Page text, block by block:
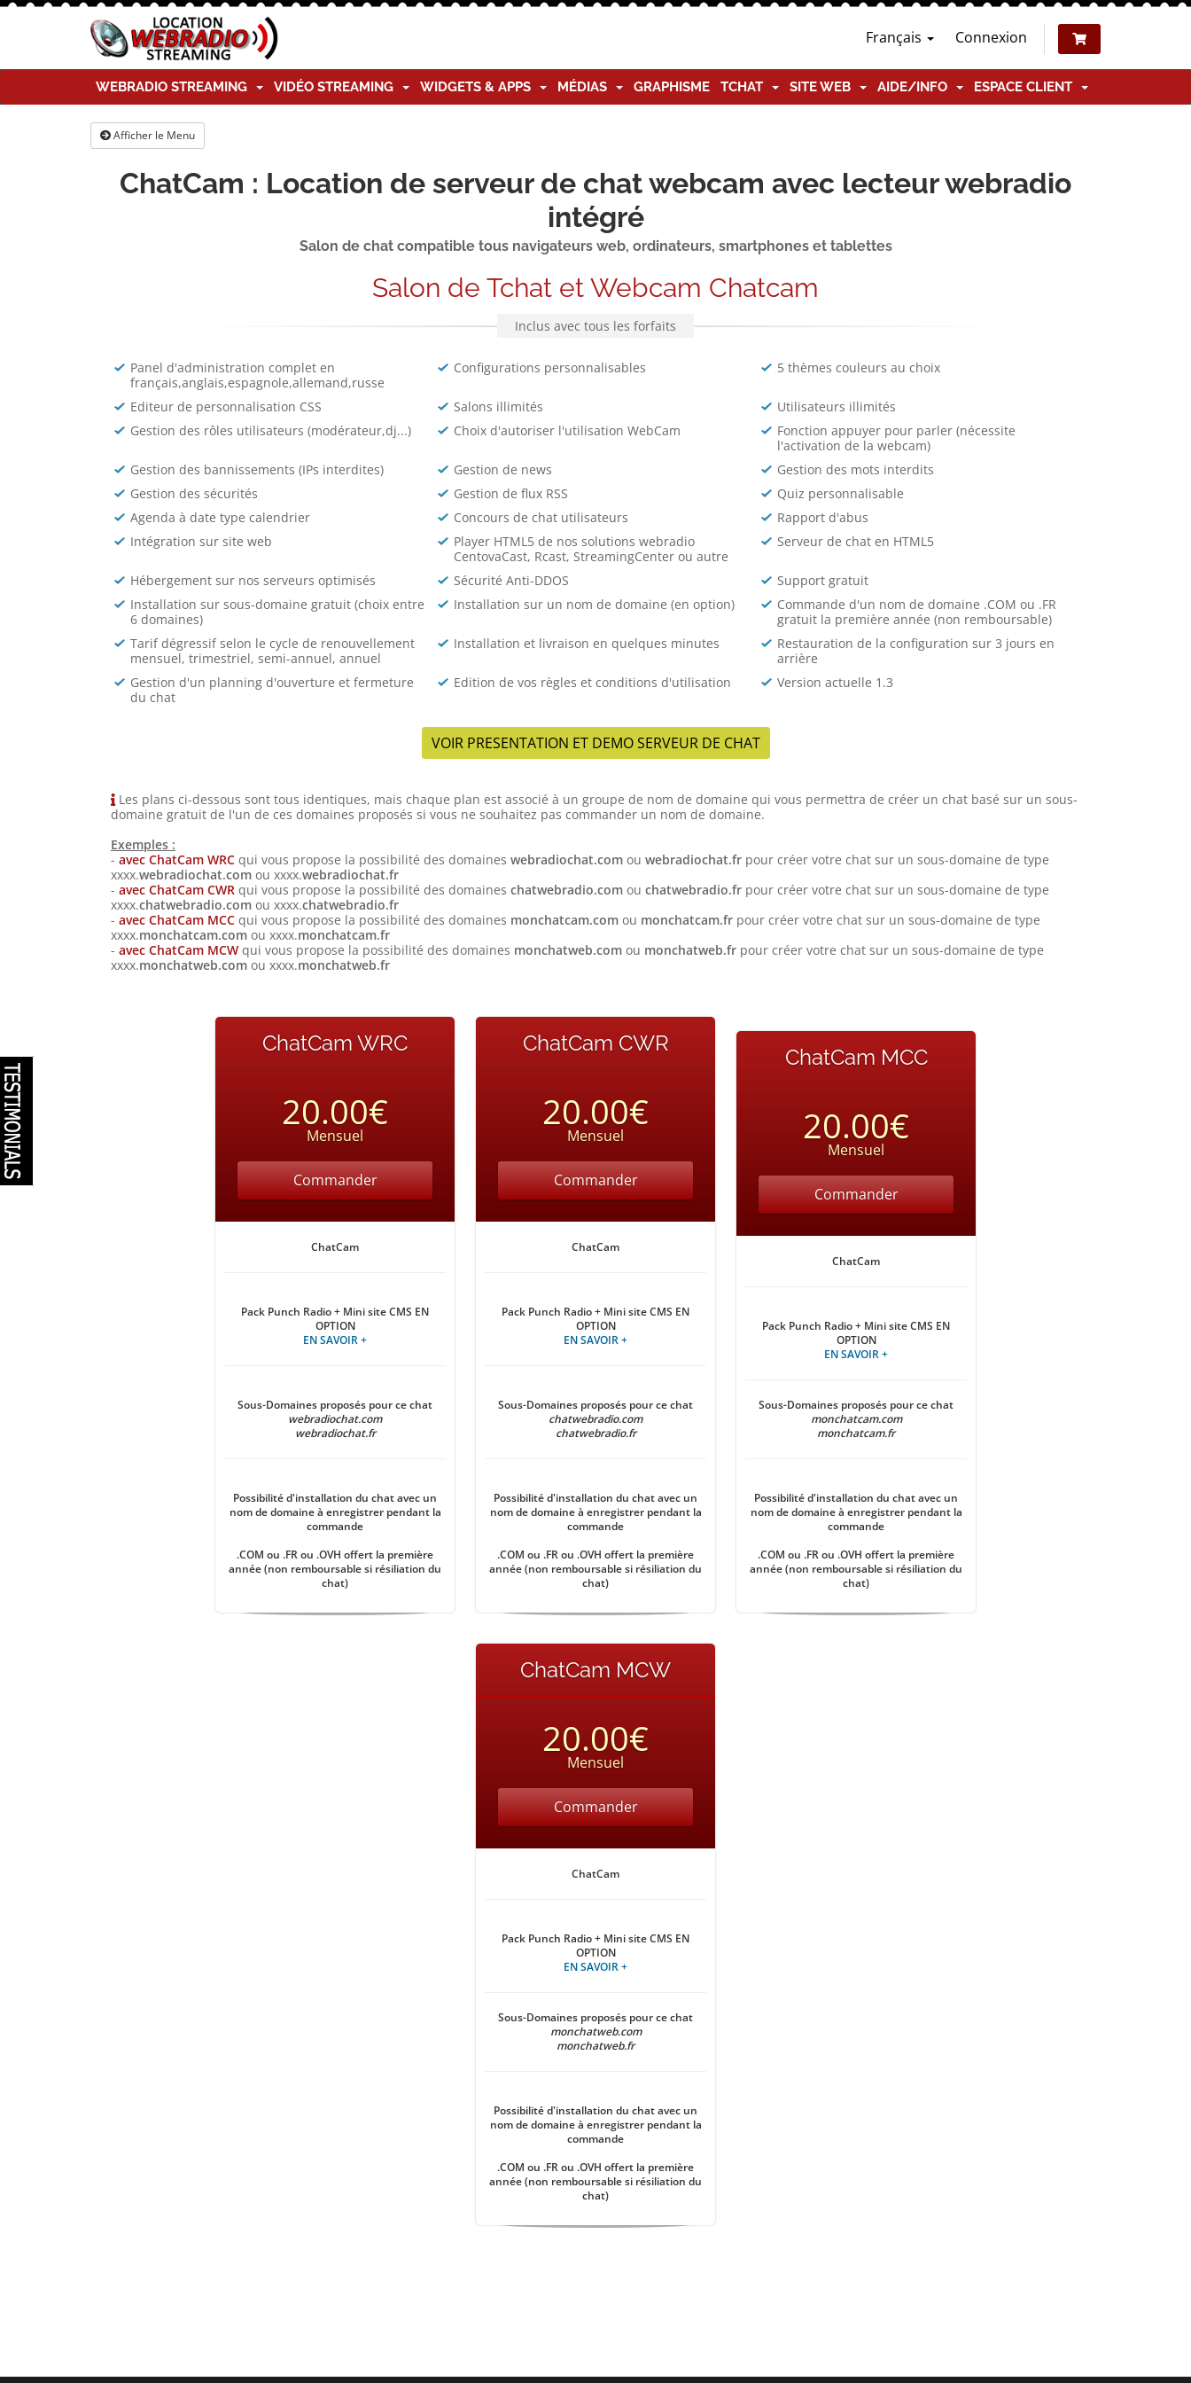
Français Connexion
WEBRADIO STREAMING VIDÉO STREAMING WIDGETS & APPS MÉDIAS GRAPHISME TCHAT SITE WEB AIDE/INFO ESPACE CLIENT
Afficher le Menu
ChatCam : Location de serveur de chat webcam avec lecteur webradio
intégré
Salon de chat compatible tous navigateurs web, ordinateurs, smartphones et tablettes
Salon de Tchat et Webcam Chatcam
Inclus avec tous les forfaits
Panel d'administration complet en
français,anglais,espagnole,allemand,russe
Configurations personnalisables 5 thèmes couleurs au choix
Editeur de personnalisation CSS Salons illimités
Utilisateurs illimités
Gestion des rôles utilisateurs (modérateur,dj...)
Choix d'autoriser l'utilisation WebCam
Fonction appuyer pour parler (nécessite
l'activation de la webcam)
Gestion des bannissements (IPs interdites)
Gestion de news
Gestion des mots interdits
Gestion des sécurités
Gestion de flux RSS
Quiz personnalisable
Agenda à date type calendrier
Concours de chat utilisateurs
Rapport d'abus
Intégration sur site web
Player HTML5 de nos solutions webradio
CentovaCast, Rcast, StreamingCenter ou autre
Serveur de chat en HTML5
Hébergement sur nos serveurs optimisés Sécurité Anti-DDOS
Support gratuit
Installation sur sous-domaine gratuit (choix entre
6 domaines)
Installation sur un nom de domaine (en option)
Commande d'un nom de domaine .COM ou .FR
gratuit la première année (non remboursable)
Tarif dégressif selon le cycle de renouvellement
mensuel, trimestriel, semi-annuel, annuel
Installation et livraison en quelques minutes
Restauration de la configuration sur 3 jours en
arrière
Gestion d'un planning d'ouverture et fermeture
du chat
Edition de vos règles et conditions d'utilisation Version actuelle 1.3
VOIR PRESENTATION ET DEMO SERVEUR DE CHAT
Les plans ci-dessous sont tous identiques, mais chaque plan est associé à un groupe de nom de domaine qui vous permettra de créer un chat basé sur un sous-
domaine gratuit de l'un de ces domaines proposés si vous ne souhaitez pas commander un nom de domaine.
Exemples :
- avec ChatCam WRCqui vous propose la possibilité des domaines webradiochat.comou webradiochat.frpour créer votre chat sur un sous-domaine de type
xxxx.webradiochat.comou xxxx.webradiochat.fr
- avec ChatCam CWRqui vous propose la possibilité des domaines chatwebradio.comou chatwebradio.frpour créer votre chat sur un sous-domaine de type
xxxx.chatwebradio.comou xxxx.chatwebradio.fr
- avec ChatCam MCCqui vous propose la possibilité des domaines monchatcam.comou monchatcam.frpour créer votre chat sur un sous-domaine de type
xxxx.monchatcam.comou xxxx.monchatcam.fr
- avec ChatCam MCWqui vous propose la possibilité des domaines monchatweb.comou monchatweb.frpour créer votre chat sur un sous-domaine de type
xxxx.monchatweb.comou xxxx.monchatweb.fr
ChatCam WRC
20.00€
Mensuel
Commander
ChatCam
Pack Punch Radio + Mini site CMS EN
OPTION
EN SAVOIR +
Sous-Domaines proposés pour ce chat
webradiochat.com
webradiochat.fr
Possibilité d'installation du chat avec un
nom de domaine à enregistrer pendant la
commande
.COM ou .FR ou .OVH offert la première
année (non remboursable si résiliation du
chat)
ChatCam CWR
20.00€
Mensuel
Commander
ChatCam
Pack Punch Radio + Mini site CMS EN
OPTION
EN SAVOIR +
Sous-Domaines proposés pour ce chat
chatwebradio.com
chatwebradio.fr
Possibilité d'installation du chat avec un
nom de domaine à enregistrer pendant la
commande
.COM ou .FR ou .OVH offert la première
année (non remboursable si résiliation du
chat)
ChatCam MCC
20.00€
Mensuel
Commander
ChatCam
Pack Punch Radio + Mini site CMS EN
OPTION
EN SAVOIR +
Sous-Domaines proposés pour ce chat
monchatcam.com
monchatcam.fr
Possibilité d'installation du chat avec un
nom de domaine à enregistrer pendant la
commande
.COM ou .FR ou .OVH offert la première
année (non remboursable si résiliation du
chat)
ChatCam MCW
20.00€
Mensuel
Commander
ChatCam
Pack Punch Radio + Mini site CMS EN
OPTION
EN SAVOIR +
Sous-Domaines proposés pour ce chat
monchatweb.com
monchatweb.fr
Possibilité d'installation du chat avec un
nom de domaine à enregistrer pendant la
commande
.COM ou .FR ou .OVH offert la première
année (non remboursable si résiliation du
chat)